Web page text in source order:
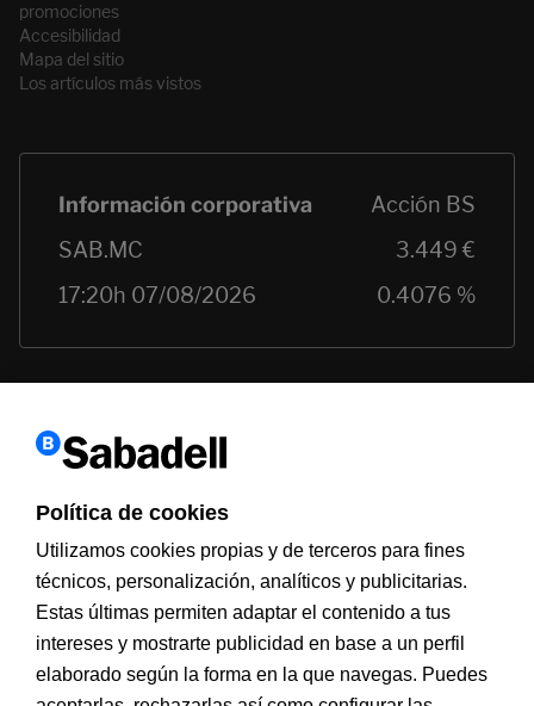
promociones
Accesibilidad
Mapa del sitio
Los artículos más vistos
Información a clientesPSD2
MIFIDDocumentación PRIIPS
Aviso legalPolítica de cookies
SeguridadAtención al cliente
Política de cookies
Utilizamos cookies propias y de terceros para fines
técnicos, personalización, analíticos y publicitarias.
Estas últimas permiten adaptar el contenido a tus
intereses y mostrarte publicidad en base a un perfil
elaborado según la forma en la que navegas. Puedes